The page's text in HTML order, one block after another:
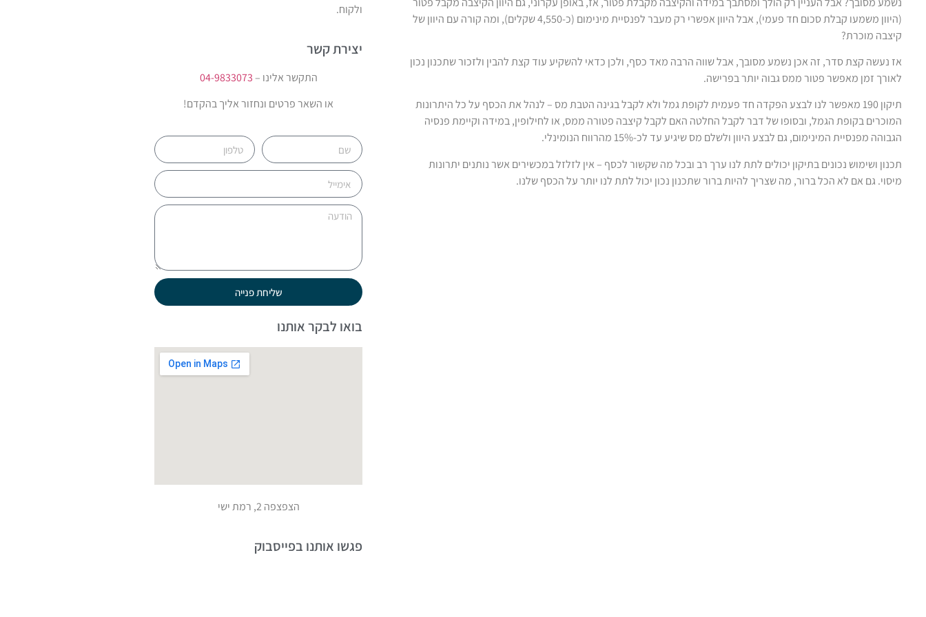
(היוון משמעו קבלת סכום חד פעמי), אבל היוון אפשרי רק מעבר לפנסיית מינימום (כ-4,550 שקלים), ומה קורה עם היוון של
קיצבה מוכרת?
אז נעשה קצת סדר, זה אכן נשמע מסובך, אבל שווה הרבה מאד כסף, ולכן כדאי להשקיע עוד קצת להבין ולזכור שתכנון נכון
לאורך זמן מאפשר פטור ממס גבוה יותר בפרישה.
תיקון 190 מאפשר לנו לבצע הפקדה חד פעמית לקופת גמל ולא לקבל בגינה הטבת מס – לנהל את הכסף על כל היתרונות
המוכרים בקופת הגמל, ובסופו של דבר לקבל החלטה האם לקבל קיצבה פטורה ממס, או לחילופין, במידה וקיימת פנסיה
הגבוהה מפנסיית המינימום, גם לבצע היוון ולשלם מס שיגיע עד לכ-15% מהרווח הנומינלי.
תכנון ושימוש נכונים בתיקון יכולים לתת לנו ערך רב ובכל מה שקשור לכסף – אין לזלזל במכשירים אשר נותנים יתרונות
מיסוי. גם אם לא הכל ברור, מה שצריך להיות ברור שתכנון נכון יכול לתת לנו יותר על הכסף שלנו.
ולקוח.
יצירת קשר
התקשר אלינו – 04-9833073
או השאר פרטים ונחזור אליך בהקדם!
שליחת פנייה
בואו לבקר אותנו
הצפצפה 2, רמת ישי
פגשו אותנו בפייסבוק